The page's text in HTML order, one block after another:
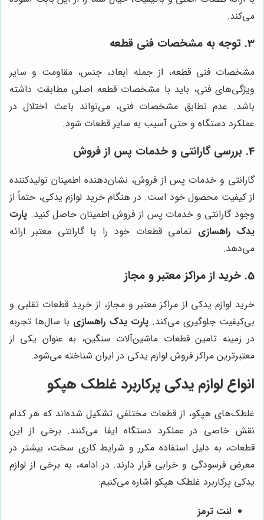
می‌کند.
3. توجه به مشخصات فنی قطعه
مشخصات فنی قطعه، از جمله ابعاد، جنس، مقاومت و سایر
ویژگی‌های فنی، باید با مشخصات قطعه اصلی مطابقت داشته
باشد. عدم تطابق مشخصات فنی، می‌تواند باعث اختلال در
عملکرد دستگاه و حتی آسیب به سایر قطعات شود.
4. بررسی گارانتی و خدمات پس از فروش
گارانتی و خدمات پس از فروش، نشان‌دهنده اطمینان تولیدکننده
از کیفیت محصول خود است. در هنگام خرید لوازم یدکی، حتماً از
وجود گارانتی و خدمات پس از فروش اطمینان حاصل کنید. پارت
یدک راهسازی تمامی قطعات خود را با گارانتی معتبر ارائه
می‌دهد.
5. خرید از مراکز معتبر و مجاز
خرید لوازم یدکی از مراکز معتبر و مجاز، از خرید قطعات تقلبی و
بی‌کیفیت جلوگیری می‌کند.پارت یدک راهسازی با سال‌ها تجربه
در زمینه تامین قطعات ماشین‌آلات سنگین، به عنوان یکی از
معتبرترین مراکز فروش لوازم یدکی در ایران شناخته می‌شود.
انواع لوازم یدکی پرکاربرد غلطک هپکو
غلطک‌های هپکو، از قطعات مختلفی تشکیل شده‌اند که هر کدام
نقش خاصی در عملکرد دستگاه ایفا می‌کنند. برخی از این
قطعات، به دلیل استفاده مکرر و شرایط کاری سخت، بیشتر در
معرض فرسودگی و خرابی قرار دارند. در ادامه، به برخی از لوازم
یدکی پرکاربرد غلطک هپکو اشاره می‌کنیم:
لنت ترمز